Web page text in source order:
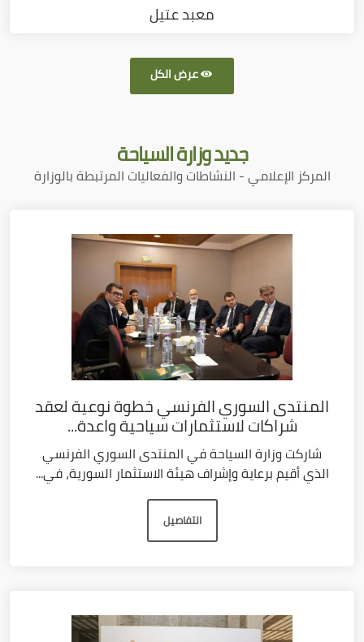
معبد عتيل
عرض الكل
جديدوزارة السياحة
المركز الإعلامي - النشاطات والفعاليات المرتبطة بالوزارة
المنتدى السوري الفرنسي خطوة نوعية لعقد
شراكات لاستثمارات سياحية واعدة...
شاركت وزارة السياحة في المنتدى السوري الفرنسي
الذي أقيم برعاية وإشراف هيئة الاستثمار السورية، في...
التفاصيل